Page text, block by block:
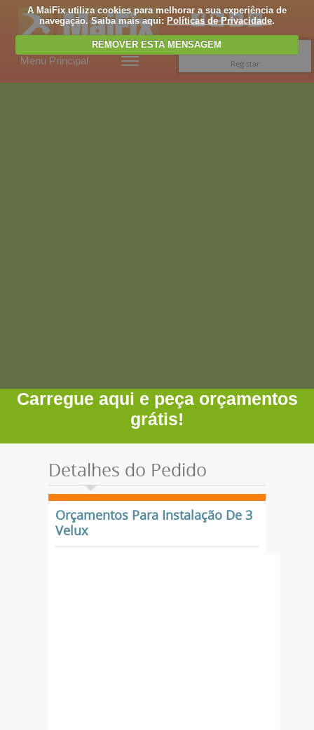
A MaiFix utiliza cookies para melhorar a sua experiência de
navegação. Saiba mais aqui: Políticas de Privacidade.
REMOVER ESTA MENSAGEM
Menu Principal
Registar
Carregue aqui e peça orçamentos
grátis!
Detalhes do Pedido
Orçamentos Para Instalação De 3
Velux